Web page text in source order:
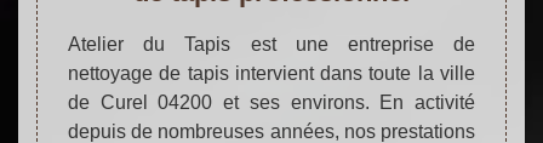
Atelier du Tapis est une entreprise de
nettoyage de tapis intervient dans toute la ville
de Curel 04200 et ses environs. En activité
depuis de nombreuses années, nos prestations